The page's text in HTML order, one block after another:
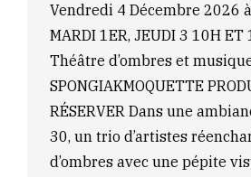
Vendredi 4 Décembre 2026
MARDI 1ER, JEUDI 3 10H
Théâtre d’ombres et
SPONGIAKMOQUETTE
RÉSERVER Dans une
30, un trio d’artistes
d’ombres avec une pépite